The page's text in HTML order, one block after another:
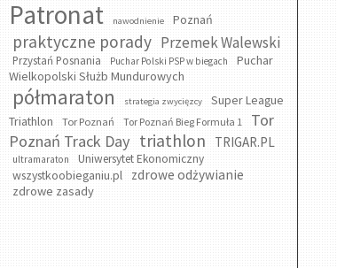
Patronat
nawodnienie Poznań
praktyczne porady Przemek Walewski
Przystań Posnania Puchar Polski PSP w biegach
Puchar
Wielkopolski Służb Mundurowych
półmaraton strategia zwycięzcy
Super League
Triathlon
Tor Poznań Tor Poznań Bieg Formuła 1
Tor
Poznań Track Day triathlon TRIGAR.PL
ultramaraton Uniwersytet Ekonomiczny
wszystkoobieganiu.pl zdrowe odżywianie
zdrowe zasady